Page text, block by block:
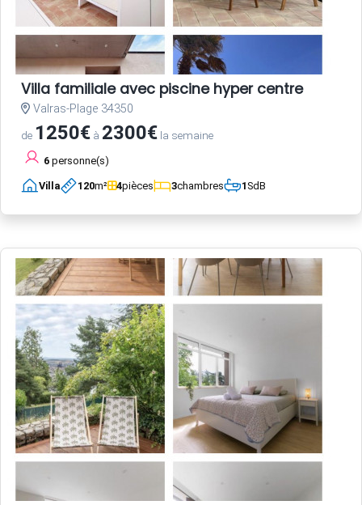
Villa familiale avec piscine hyper centre
Valras-Plage 34350
de 1250€ à 2300€ la semaine
6 personne(s)
Villa 120m² 4pièces 3chambres 1SdB